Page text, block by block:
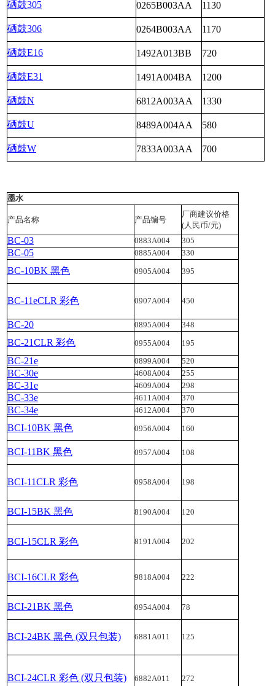
硒鼓305 0265B003AA 1130
硒鼓306 0264B003AA 1170
硒鼓E16 1492A013BB 720
硒鼓E31 1491A004BA 1200
硒鼓N 6812A003AA 1330
硒鼓U 8489A004AA 580
硒鼓W 7833A003AA 700
墨水
产品名称 产品编号
厂商建议价格
(人民币/元)
BC-03 0883A004 305
BC-05 0885A004 330
BC-10BK 黑色 0905A004 395
BC-11eCLR 彩色 0907A004 450
BC-20 0895A004 348
BC-21CLR 彩色 0955A004 195
BC-21e 0899A004 520
BC-30e 4608A004 255
BC-31e 4609A004 298
BC-33e 4611A004 370
BC-34e 4612A004 370
BCI-10BK 黑色 0956A004 160
BCI-11BK 黑色 0957A004 108
BCI-11CLR 彩色 0958A004 198
BCI-15BK 黑色 8190A004 120
BCI-15CLR 彩色 8191A004 202
BCI-16CLR 彩色 9818A004 222
BCI-21BK 黑色 0954A004 78
BCI-24BK 黑色 (双只包装) 6881A011 125
BCI-24CLR 彩色 (双只包装) 6882A011 272